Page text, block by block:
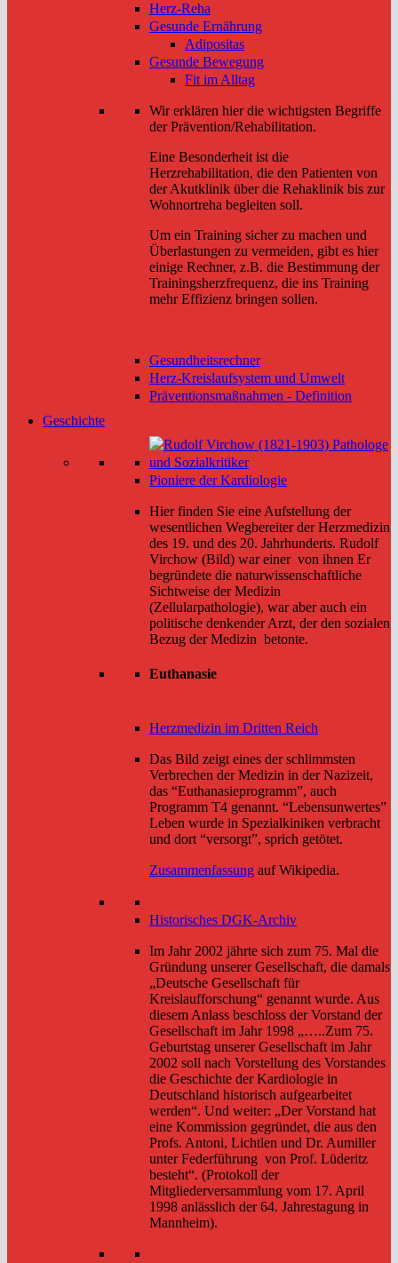
Herz-Reha
Gesunde Ernährung
Adipositas
Gesunde Bewegung
Fit im Alltag
Wir erklären hier die wichtigsten Begriffe
der Prävention/Rehabilitation.
Eine Besonderheit ist die
Herzrehabilitation, die den Patienten von
der Akutklinik über die Rehaklinik bis zur
Wohnortreha begleiten soll.
Um ein Training sicher zu machen und
Überlastungen zu vermeiden, gibt es hier
einige Rechner, z.B. die Bestimmung der
Trainingsherzfrequenz, die ins Training
mehr Effizienz bringen sollen.
Gesundheitsrechner
Herz-Kreislaufsystem und Umwelt
Präventionsmaßnahmen - Definition
Geschichte
Pioniere der Kardiologie
Hier finden Sie eine Aufstellung der
wesentlichen Wegbereiter der Herzmedizin
des 19. und des 20. Jahrhunderts. Rudolf
Virchow (Bild) war einer von ihnen Er
begründete die naturwissenschaftliche
Sichtweise der Medizin
(Zellularpathologie), war aber auch ein
politische denkender Arzt, der den sozialen
Bezug der Medizin betonte.
Euthanasie
Herzmedizin im Dritten Reich
Das Bild zeigt eines der schlimmsten
Verbrechen der Medizin in der Nazizeit,
das “Euthanasieprogramm”, auch
Programm T4 genannt. “Lebensunwertes”
Leben wurde in Spezialkiniken verbracht
und dort “versorgt”, sprich getötet.
Zusammenfassung auf Wikipedia.
Historisches DGK-Archiv
Im Jahr 2002 jährte sich zum 75. Mal die
Gründung unserer Gesellschaft, die damals
„Deutsche Gesellschaft für
Kreislaufforschung“ genannt wurde. Aus
diesem Anlass beschloss der Vorstand der
Gesellschaft im Jahr 1998 „…..Zum 75.
Geburtstag unserer Gesellschaft im Jahr
2002 soll nach Vorstellung des Vorstandes
die Geschichte der Kardiologie in
Deutschland historisch aufgearbeitet
werden“. Und weiter: „Der Vorstand hat
eine Kommission gegründet, die aus den
Profs. Antoni, Lichtlen und Dr. Aumiller
unter Federführung von Prof. Lüderitz
besteht“. (Protokoll der
Mitgliederversammlung vom 17. April
1998 anlässlich der 64. Jahrestagung in
Mannheim).